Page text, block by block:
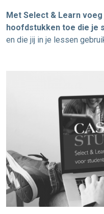
Met Select & Learn
hoofdstukken toe die je
en die jij in je lessen